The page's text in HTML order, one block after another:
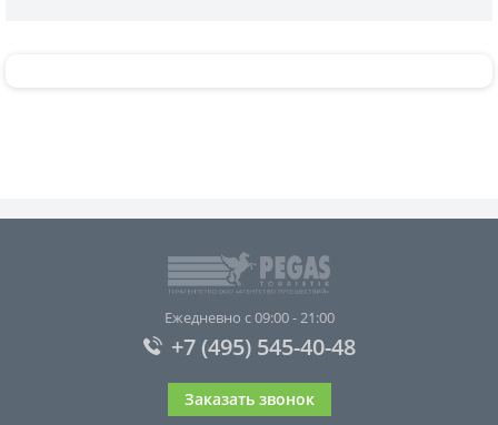
Ежедневно с 09:00 - 21:00
+7 (495) 545-40-48
Заказать звонок